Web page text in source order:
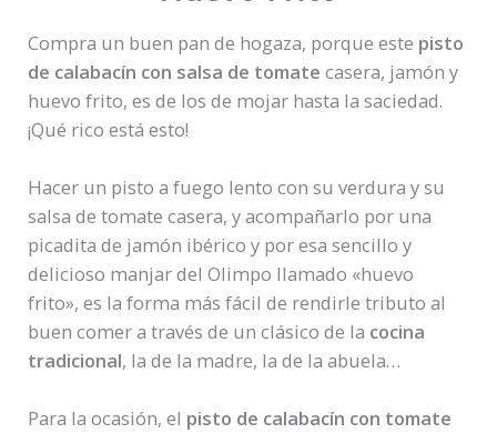
Compra un buen pan de hogaza, porque este pisto
de calabacín con salsa de tomate casera, jamón y
huevo frito, es de los de mojar hasta la saciedad.
¡Qué rico está esto!
Hacer un pisto a fuego lento con su verdura y su
salsa de tomate casera, y acompañarlo por una
picadita de jamón ibérico y por esa sencillo y
delicioso manjar del Olimpo llamado «huevo
frito», es la forma más fácil de rendirle tributo al
buen comer a través de un clásico de la cocina
tradicional, la de la madre, la de la abuela…
Para la ocasión, el pisto de calabacín con tomate